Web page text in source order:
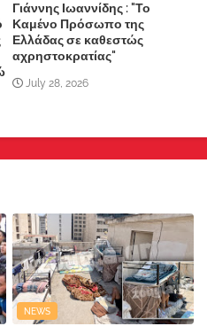
Γιάννης Ιωαννίδης : "Το
Καμένο Πρόσωπο της
Ελλάδας σε καθεστώς
αχρηστοκρατίας"
July 28, 2026
NEWS